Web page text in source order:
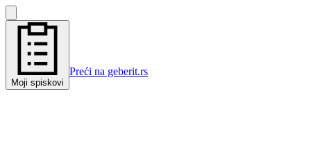
Moji spiskovi
Preći na geberit.rs